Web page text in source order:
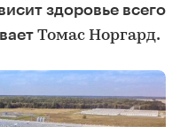
здоровье всего
Томас Норгард.